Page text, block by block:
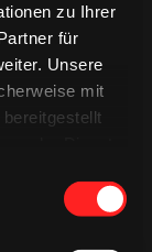
zu Ihrer
für
Unsere
mit